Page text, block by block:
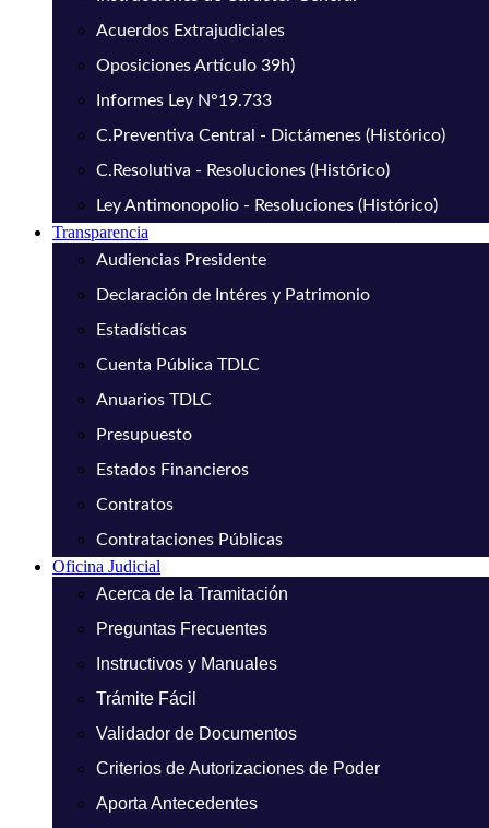
Acuerdos Extrajudiciales
Oposiciones Artículo 39h)
Informes Ley N°19.733
C.Preventiva Central - Dictámenes (Histórico)
C.Resolutiva - Resoluciones (Histórico)
Ley Antimonopolio - Resoluciones (Histórico)
Transparencia
Audiencias Presidente
Declaración de Intéres y Patrimonio
Estadísticas
Cuenta Pública TDLC
Anuarios TDLC
Presupuesto
Estados Financieros
Contratos
Contrataciones Públicas
Oficina Judicial
Acerca de la Tramitación
Preguntas Frecuentes
Instructivos y Manuales
Trámite Fácil
Validador de Documentos
Criterios de Autorizaciones de Poder
Aporta Antecedentes